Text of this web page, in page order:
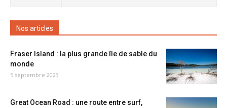
Nos articles
Fraser Island : la plus grande île de sable du
monde
5 septembre 2023
Great Ocean Road : une route entre surf,